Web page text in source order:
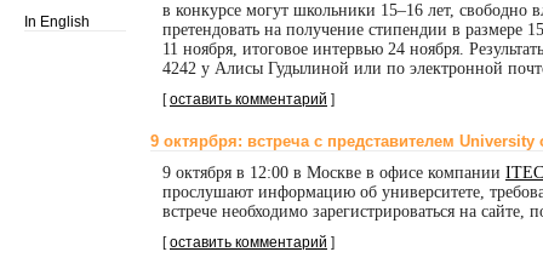
In English
в конкурсе могут школьники 15–16 лет,
претендовать на получение стипендии в размере
11 ноября, итоговое интервью 24 ноября.
4242 у Алисы Гудылиной или по электронной
[оставить комментарий ]
9 октярбря: встреча с представителем
9 октября в 12:00 в Москве в офисе компании ITEC
прослушают информацию об университете,
встрече необходимо зарегистрироваться на
[оставить комментарий ]